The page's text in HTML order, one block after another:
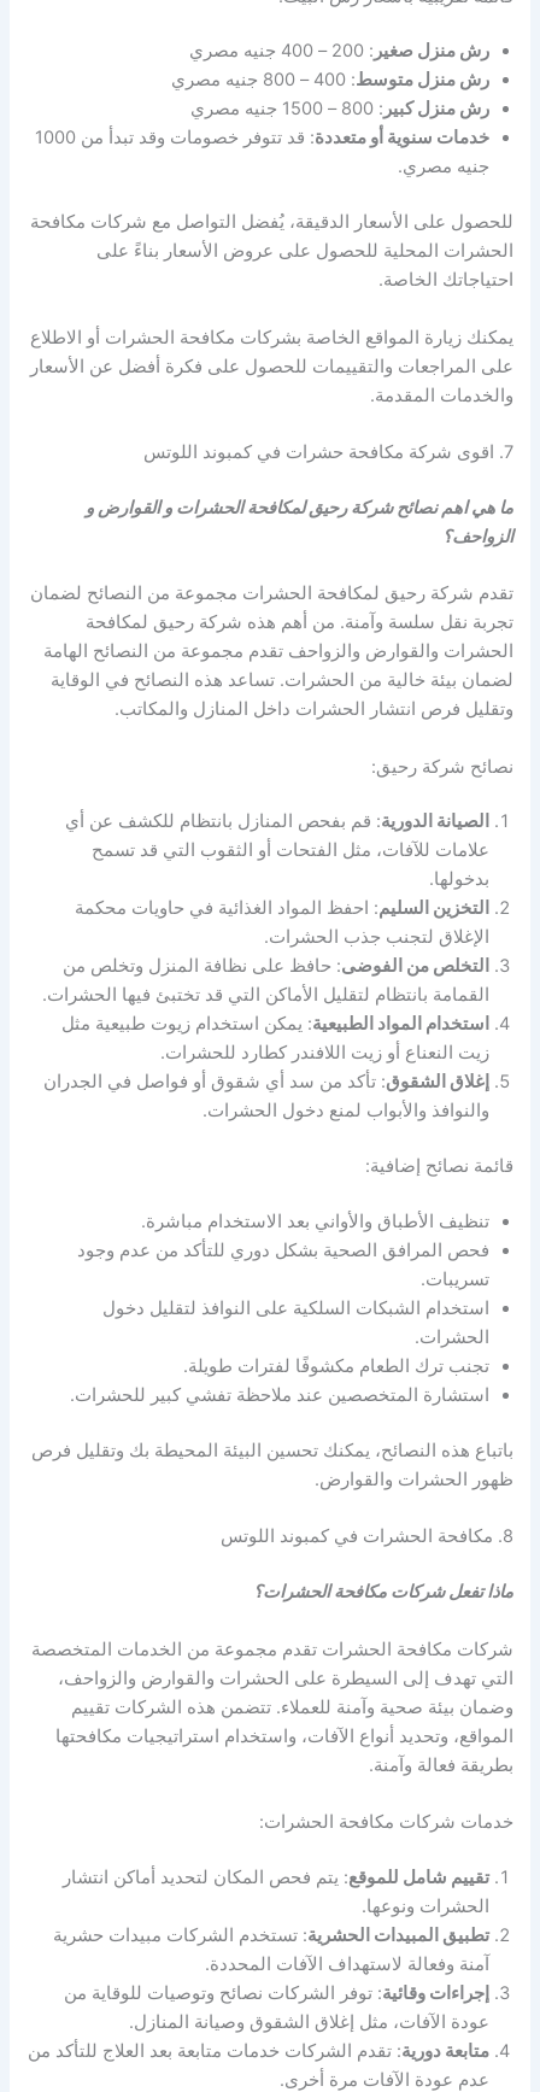
رش منزل صغير : 200 – 400 جنيه مصري
رش منزل متوسط: 400 – 800 جنيه مصري
رش منزل كبير : 800 – 1500 جنيه مصري
خدمات سنوية أو متعددة
: قد تتوفر خصومات وقد تبدأ من 1000
جنيه مصري.
للحصول على الأسعار الدقيقة، يُفضل التواصل مع شركات مكافحة
الحشرات المحلية للحصول على عروض الأسعار بناءً على
احتياجاتك الخاصة.
يمكنك زيارة المواقع الخاصة بشركات مكافحة الحشرات أو الاطلاع
على المراجعات والتقييمات للحصول على فكرة أفضل عن الأسعار
والخدمات المقدمة.
7. اقوى شركة مكافحة حشرات في كمبوند اللوتس
ما هي اهم نصائح شركة رحيق لمكافحة الحشرات و القوارض و
الزواحف؟
تقدم شركة رحيق لمكافحة الحشرات مجموعة من النصائح لضمان
تجربة نقل سلسة وآمنة. من أهم هذه شركة رحيق لمكافحة
الحشرات والقوارض والزواحف تقدم مجموعة من النصائح الهامة
لضمان بيئة خالية من الحشرات. تساعد هذه النصائح في الوقاية
وتقليل فرص انتشار الحشرات داخل المنازل والمكاتب.
نصائح شركة رحيق:
الصيانة الدورية: قم بفحص المنازل بانتظام للكشف عن أي
علامات للآفات، مثل الفتحات أو الثقوب التي قد تسمح
بدخولها.
التخزين السليم: احفظ المواد الغذائية في حاويات محكمة
الإغلاق لتجنب جذب الحشرات.
التخلص من الفوضى: حافظ على نظافة المنزل وتخلص من
القمامة بانتظام لتقليل الأماكن التي قد تختبئ فيها الحشرات.
استخدام المواد الطبيعية: يمكن استخدام زيوت طبيعية مثل
زيت النعناع أو زيت اللافندر كطارد للحشرات.
إغلاق الشقوق: تأكد من سد أي شقوق أو فواصل في الجدران
والنوافذ والأبواب لمنع دخول الحشرات.
قائمة نصائح إضافية:
تنظيف الأطباق والأواني بعد الاستخدام مباشرة.
فحص المرافق الصحية بشكل دوري للتأكد من عدم وجود
تسريبات.
استخدام الشبكات السلكية على النوافذ لتقليل دخول
الحشرات.
تجنب ترك الطعام مكشوفًا لفترات طويلة.
استشارة المتخصصين عند ملاحظة تفشي كبير للحشرات.
باتباع هذه النصائح، يمكنك تحسين البيئة المحيطة بك وتقليل فرص
ظهور الحشرات والقوارض.
8. مكافحة الحشرات في كمبوند اللوتس
ماذا تفعل شركات مكافحة الحشرات؟
شركات مكافحة الحشرات تقدم مجموعة من الخدمات المتخصصة
التي تهدف إلى السيطرة على الحشرات والقوارض والزواحف،
وضمان بيئة صحية وآمنة للعملاء. تتضمن هذه الشركات تقييم
المواقع، وتحديد أنواع الآفات، واستخدام استراتيجيات مكافحتها
بطريقة فعالة وآمنة.
خدمات شركات مكافحة الحشرات:
تقييم شامل للموقع: يتم فحص المكان لتحديد أماكن انتشار
الحشرات ونوعها.
تطبيق المبيدات الحشرية: تستخدم الشركات مبيدات حشرية
آمنة وفعالة لاستهداف الآفات المحددة.
إجراءات وقائية: توفر الشركات نصائح وتوصيات للوقاية من
عودة الآفات، مثل إغلاق الشقوق وصيانة المنازل.
متابعة دورية: تقدم الشركات خدمات متابعة بعد العلاج للتأكد من
عدم عودة الآفات مرة أخرى.